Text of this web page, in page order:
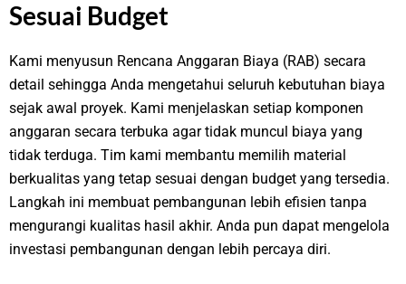
Sesuai Budget
Kami menyusun Rencana Anggaran Biaya (RAB) secara
detail sehingga Anda mengetahui seluruh kebutuhan biaya
sejak awal proyek. Kami menjelaskan setiap komponen
anggaran secara terbuka agar tidak muncul biaya yang
tidak terduga. Tim kami membantu memilih material
berkualitas yang tetap sesuai dengan budget yang tersedia.
Langkah ini membuat pembangunan lebih efisien tanpa
mengurangi kualitas hasil akhir. Anda pun dapat mengelola
investasi pembangunan dengan lebih percaya diri.